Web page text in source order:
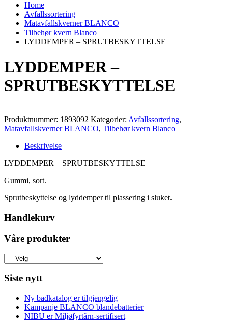
Home
Avfallssortering
Matavfallskverner BLANCO
Tilbehør kvern Blanco
LYDDEMPER – SPRUTBESKYTTELSE
LYDDEMPER –
SPRUTBESKYTTELSE
Produktnummer: 1893092 Kategorier: Avfallssortering,
Matavfallskverner BLANCO, Tilbehør kvern Blanco
Beskrivelse
LYDDEMPER – SPRUTBESKYTTELSE
Gummi, sort.
Sprutbeskyttelse og lyddemper til plassering i sluket.
Handlekurv
Våre produkter
Siste nytt
Ny badkatalog er tilgjengelig
Kampanje BLANCO blandebatterier
NIBU er Miljøfyrtårn-sertifisert